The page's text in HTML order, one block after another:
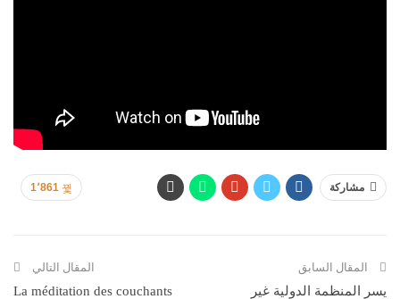
1٬861 مشاركة
المقال السابق
يسر المنظمة الدولية غير
المقال التالي
La méditation des couchants